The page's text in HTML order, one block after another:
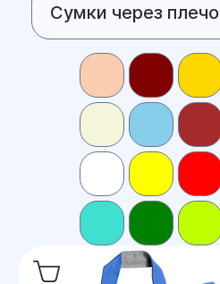
Сумки через плечо